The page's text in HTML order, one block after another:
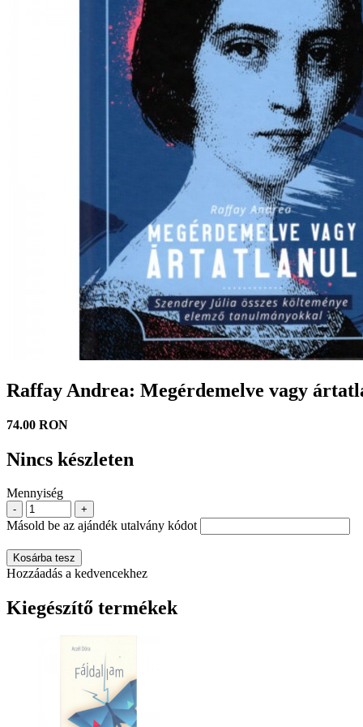
Raffay Andrea: Megérdemelve vagy
74.00 RON
Nincs készleten
Mennyiség
- +
Másold be az ajándék utalvány kódot
Kosárba tesz
Hozzáadás a kedvencekhez
Kiegészítő termékek